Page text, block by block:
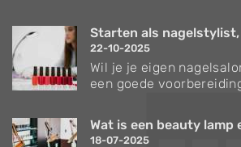
Starten als nagelstylist,
22-10-2025
Wil je je eigen
een goede
Wat is een beauty lamp
18-07-2025